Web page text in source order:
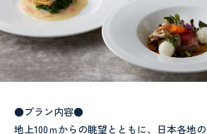
●プラン内容●
地上100ｍからの眺望とともに、日本各地